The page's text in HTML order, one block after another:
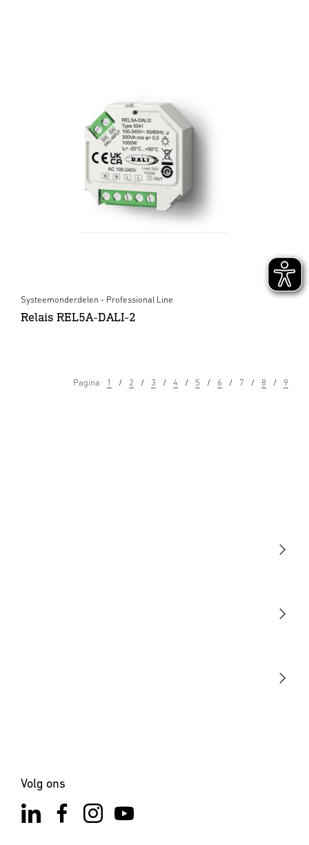
Systeemonderdelen - Professional Line
Relais REL5A-DALI-2
Pagina 1 2 3 4 5 6 7 8 9
Volg ons